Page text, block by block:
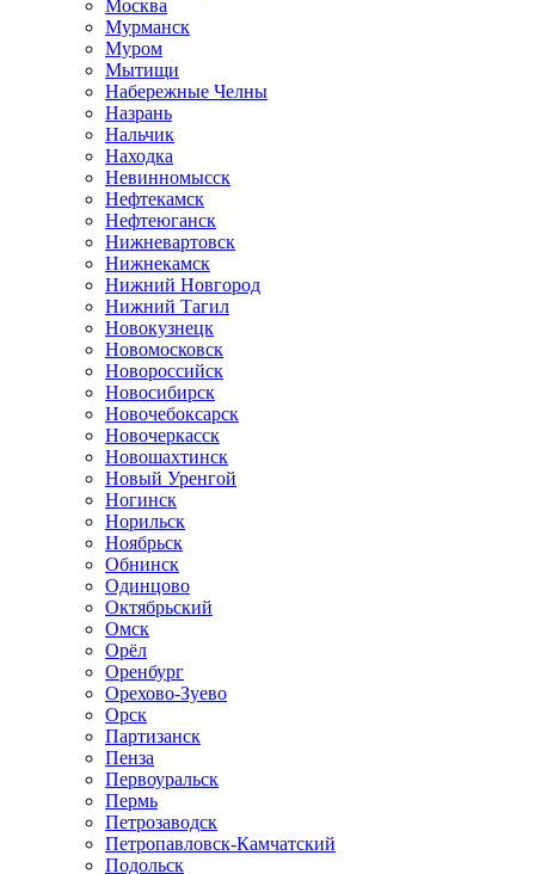
Москва
Мурманск
Муром
Мытищи
Набережные Челны
Назрань
Нальчик
Находка
Невинномысск
Нефтекамск
Нефтеюганск
Нижневартовск
Нижнекамск
Нижний Новгород
Нижний Тагил
Новокузнецк
Новомосковск
Новороссийск
Новосибирск
Новочебоксарск
Новочеркасск
Новошахтинск
Новый Уренгой
Ногинск
Норильск
Ноябрьск
Обнинск
Одинцово
Октябрьский
Омск
Орёл
Оренбург
Орехово-Зуево
Орск
Партизанск
Пенза
Первоуральск
Пермь
Петрозаводск
Петропавловск-Камчатский
Подольск